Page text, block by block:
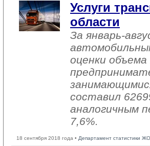
Услуги
области
За январь-
оценки объема
составил
аналогичным
7,6%.
18 сентября 2018 года • Департамент статистики ЖО